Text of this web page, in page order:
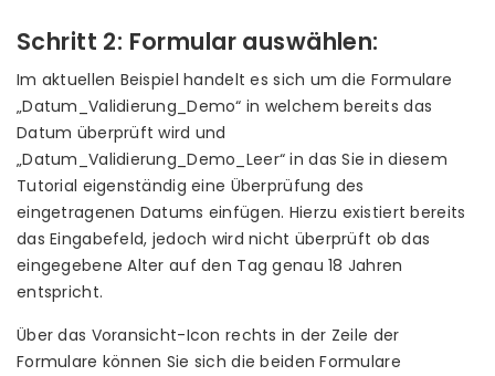
Schritt 2: Formular auswählen:
Im aktuellen Beispiel handelt es sich um die Formulare
„Datum_Validierung_Demo“ in welchem bereits das
Datum überprüft wird und
„Datum_Validierung_Demo_Leer“ in das Sie in diesem
Tutorial eigenständig eine Überprüfung des
eingetragenen Datums einfügen. Hierzu existiert bereits
das Eingabefeld, jedoch wird nicht überprüft ob das
eingegebene Alter auf den Tag genau 18 Jahren
entspricht.
Über das Voransicht-Icon rechts in der Zeile der
Formulare können Sie sich die beiden Formulare